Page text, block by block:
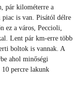
pár kilométerre a
is van. Pisától délre
ez a város, Peccioli,
Lent pár km-erre több
boltok is vannak. A
ahol minőségi
percre lakunk